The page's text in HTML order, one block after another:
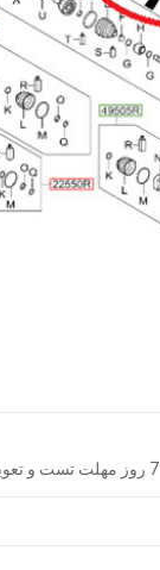
7 روز مهلت تست و تعویض ضمانت اصالت و سلامت کالا